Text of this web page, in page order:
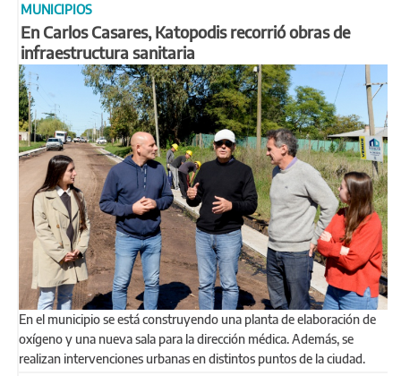
MUNICIPIOS
En Carlos Casares, Katopodis recorrió obras de
infraestructura sanitaria
En el municipio se está construyendo una planta de elaboración de
oxígeno y una nueva sala para la dirección médica. Además, se
realizan intervenciones urbanas en distintos puntos de la ciudad.